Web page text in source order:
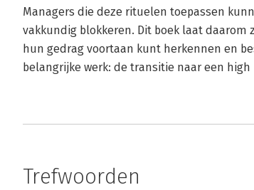
Managers die deze rituelen toepassen
vakkundig blokkeren. Dit boek laat daarom
hun gedrag voortaan kunt herkennen en
belangrijke werk: de transitie naar een
Trefwoorden